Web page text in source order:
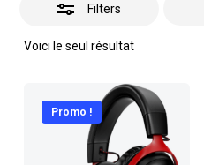
Filters
Voici le seul résultat
Promo !